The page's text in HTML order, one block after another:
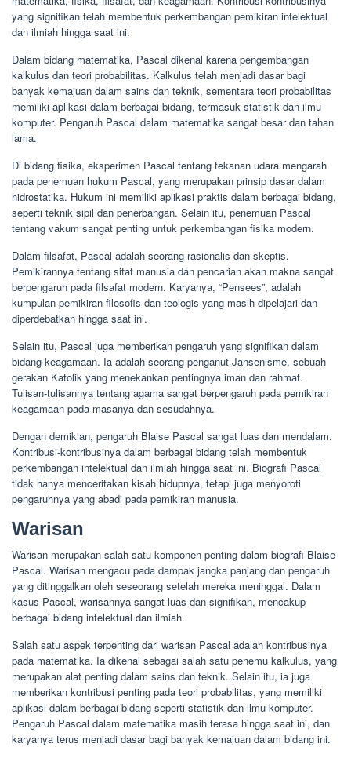
yang signifikan telah membentuk perkembangan pemikiran intelektual
dan ilmiah hingga saat ini.
Dalam bidang matematika, Pascal dikenal karena pengembangan
kalkulus dan teori probabilitas. Kalkulus telah menjadi dasar bagi
banyak kemajuan dalam sains dan teknik, sementara teori probabilitas
memiliki aplikasi dalam berbagai bidang, termasuk statistik dan ilmu
komputer. Pengaruh Pascal dalam matematika sangat besar dan tahan
lama.
Di bidang fisika, eksperimen Pascal tentang tekanan udara mengarah
pada penemuan hukum Pascal, yang merupakan prinsip dasar dalam
hidrostatika. Hukum ini memiliki aplikasi praktis dalam berbagai bidang,
seperti teknik sipil dan penerbangan. Selain itu, penemuan Pascal
tentang vakum sangat penting untuk perkembangan fisika modern.
Dalam filsafat, Pascal adalah seorang rasionalis dan skeptis.
Pemikirannya tentang sifat manusia dan pencarian akan makna sangat
berpengaruh pada filsafat modern. Karyanya, “Pensees”, adalah
kumpulan pemikiran filosofis dan teologis yang masih dipelajari dan
diperdebatkan hingga saat ini.
Selain itu, Pascal juga memberikan pengaruh yang signifikan dalam
bidang keagamaan. Ia adalah seorang penganut Jansenisme, sebuah
gerakan Katolik yang menekankan pentingnya iman dan rahmat.
Tulisan-tulisannya tentang agama sangat berpengaruh pada pemikiran
keagamaan pada masanya dan sesudahnya.
Dengan demikian, pengaruh Blaise Pascal sangat luas dan mendalam.
Kontribusi-kontribusinya dalam berbagai bidang telah membentuk
perkembangan intelektual dan ilmiah hingga saat ini. Biografi Pascal
tidak hanya menceritakan kisah hidupnya, tetapi juga menyoroti
pengaruhnya yang abadi pada pemikiran manusia.
Warisan
Warisan merupakan salah satu komponen penting dalam biografi Blaise
Pascal. Warisan mengacu pada dampak jangka panjang dan pengaruh
yang ditinggalkan oleh seseorang setelah mereka meninggal. Dalam
kasus Pascal, warisannya sangat luas dan signifikan, mencakup
berbagai bidang intelektual dan ilmiah.
Salah satu aspek terpenting dari warisan Pascal adalah kontribusinya
pada matematika. Ia dikenal sebagai salah satu penemu kalkulus, yang
merupakan alat penting dalam sains dan teknik. Selain itu, ia juga
memberikan kontribusi penting pada teori probabilitas, yang memiliki
aplikasi dalam berbagai bidang seperti statistik dan ilmu komputer.
Pengaruh Pascal dalam matematika masih terasa hingga saat ini, dan
karyanya terus menjadi dasar bagi banyak kemajuan dalam bidang ini.